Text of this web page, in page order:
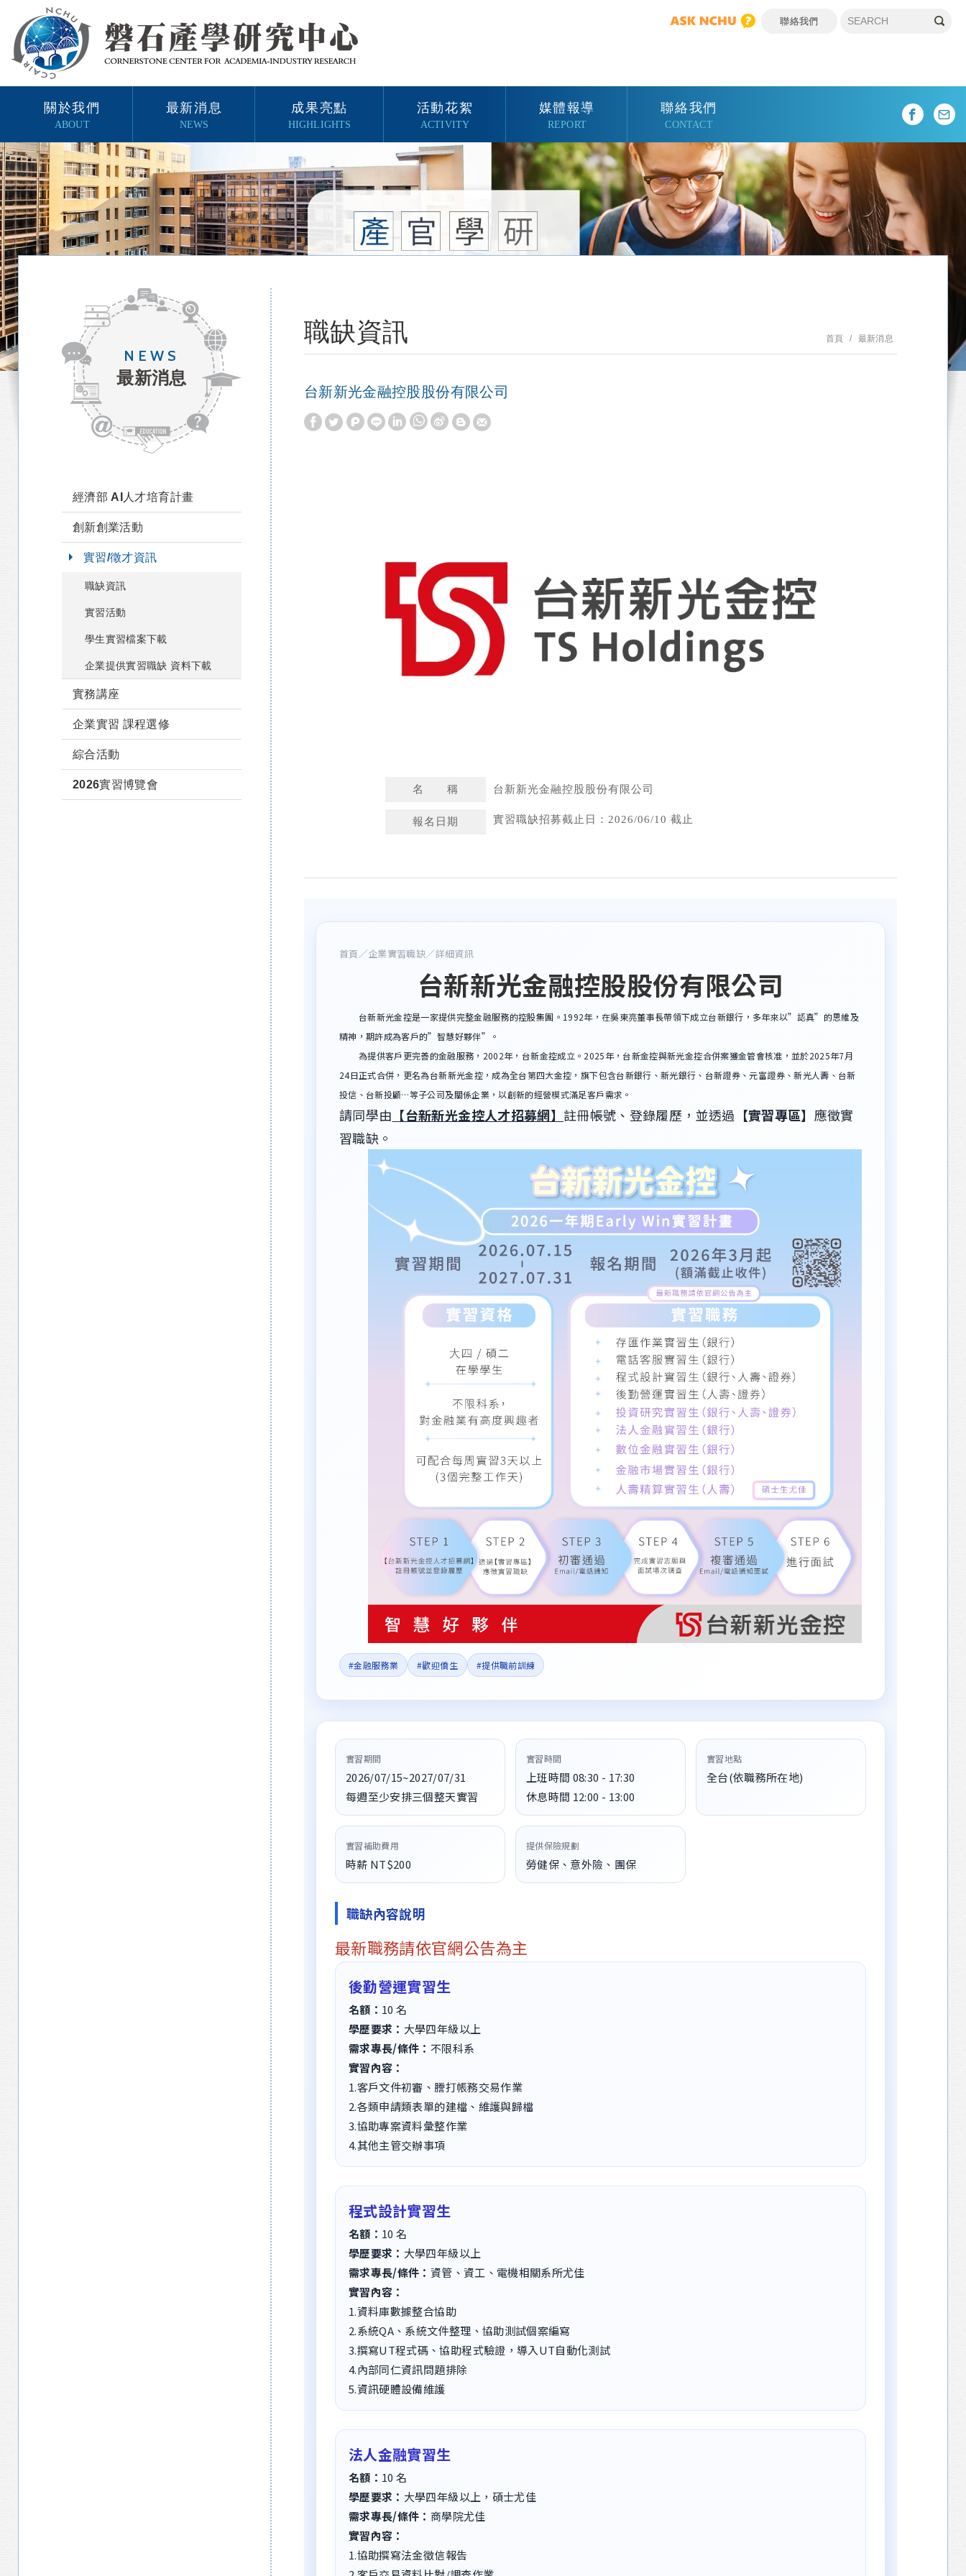
聯絡我們
關於我們
ABOUT
最新消息
NEWS
成果亮點
HIGHLIGHTS
活動花絮
ACTIVITY
媒體報導
REPORT
聯絡我們
CONTACT
NEWS
最新消息
經濟部 AI人才培育計畫
創新創業活動
實習/徵才資訊
職缺資訊
實習活動
學生實習檔案下載
企業提供實習職缺 資料下載
實務講座
企業實習 課程選修
綜合活動
2026實習博覽會
職缺資訊 首頁 最新消息
台新新光金融控股股份有限公司
p
p
i
b
o
名 稱 台新新光金融控股股份有限公司
報名日期 實習職缺招募截止日：2026/06/10 截止
首頁 ／企業實習職缺／詳細資訊
台新新光金融控股股份有限公司
台新新光金控是一家提供完整金融服務的控股集團。1992年，在吳東亮董事長帶領下成立台新銀行，多年來以”認真”的思維及
精神，期許成為客戶的”智慧好夥伴”。
為提供客戶更完善的金融服務，2002年，台新金控成立。2025年，台新金控與新光金控合併案獲金管會核准，並於2025年7月
24日正式合併，更名為台新新光金控，成為全台第四大金控，旗下包含台新銀行、新光銀行、台新證券、元富證券、新光人壽、台新
投信、台新投顧…等子公司及關係企業，以創新的經營模式滿足客戶需求。
請同學由 【台新新光金控人才招募網】 註冊帳號、登錄履歷，並透過 【實習專區】 應徵實
習職缺。
#金融服務業 #歡迎僑生 #提供職前訓練
實習期間
2026/07/15~2027/07/31
每週至少安排三個整天實習
實習時間
上班時間 08:30 - 17:30
休息時間 12:00 - 13:00
實習地點
全台(依職務所在地)
實習補助費用
時薪 NT$200
提供保險規劃
勞健保、意外險、團保
職缺內容說明
最新職務請依官網公告為主
後勤營運實習生
名額： 10 名
學歷要求： 大學四年級以上
需求專長/條件： 不限科系
實習內容：
1.客戶文件初審、謄打帳務交易作業
2.各類申請類表單的建檔、維護與歸檔
3.協助專案資料彙整作業
4.其他主管交辦事項
程式設計實習生
名額： 10 名
學歷要求： 大學四年級以上
需求專長/條件： 資管、資工、電機相關系所尤佳
實習內容：
1.資料庫數據整合協助
2.系統QA、系統文件整理、協助測試個案編寫
3.撰寫UT程式碼、協助程式驗證，導入UT自動化測試
4.內部同仁資訊問題排除
5.資訊硬體設備維護
法人金融實習生
名額： 10 名
學歷要求： 大學四年級以上，碩士尤佳
需求專長/條件： 商學院尤佳
實習內容：
1.協助撰寫法金徵信報告